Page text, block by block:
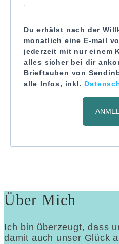
Du erhälst nach der
monatlich eine E-mail
jederzeit mit nur einem
alles sicher bei dir
Brieftauben von
alle Infos, inkl.
Über Mich
Ich bin überzeugt, dass
damit auch unser Glück